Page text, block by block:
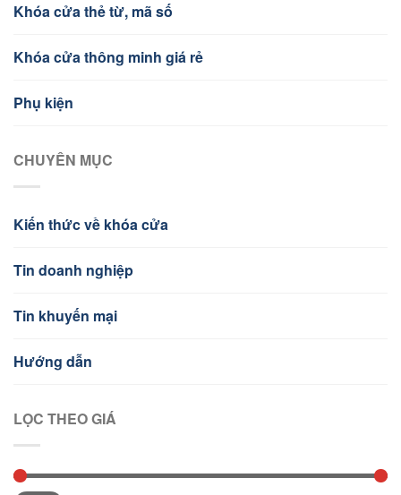
Khóa cửa thẻ từ, mã số
Khóa cửa thông minh giá rẻ
Phụ kiện
CHUYÊN MỤC
Kiến thức về khóa cửa
Tin doanh nghiệp
Tin khuyến mại
Hướng dẫn
LỌC THEO GIÁ